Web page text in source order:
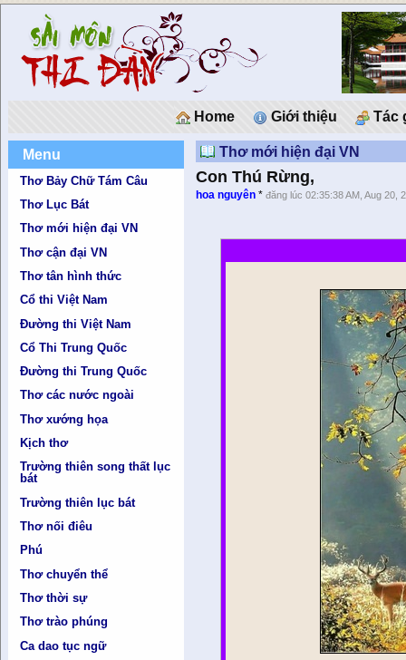
Home Giới thiệu Tác
Menu
Thơ Bảy Chữ Tám Câu
Thơ Lục Bát
Thơ mới hiện đại VN
Thơ cận đại VN
Thơ tân hình thức
Cổ thi Việt Nam
Đường thi Việt Nam
Cổ Thi Trung Quốc
Đường thi Trung Quốc
Thơ các nước ngoài
Thơ xướng họa
Kịch thơ
Trường thiên song thất lục
bát
Trường thiên lục bát
Thơ nối điêu
Phú
Thơ chuyển thể
Thơ thời sự
Thơ trào phúng
Ca dao tục ngữ
Thơ mới hiện đại VN
Con Thú Rừng,
hoa nguyên *đăng lúc 02:35:38 AM, Aug 20,